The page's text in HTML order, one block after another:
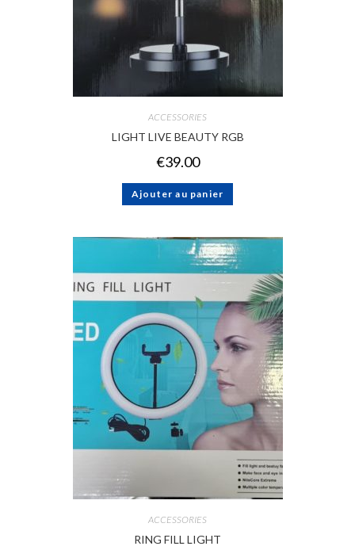
ACCESSORIES
LIGHT LIVE BEAUTY RGB
€39.00
Ajouter au panier
ACCESSORIES
RING FILL LIGHT